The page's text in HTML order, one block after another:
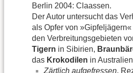
Berlin 2004: Claassen.
Der Autor untersucht das
als Opfer von
den Verbreitungsgebieten
Tigern in Sibirien,
das Krokodilen in
Zärtlich aufgefressen.